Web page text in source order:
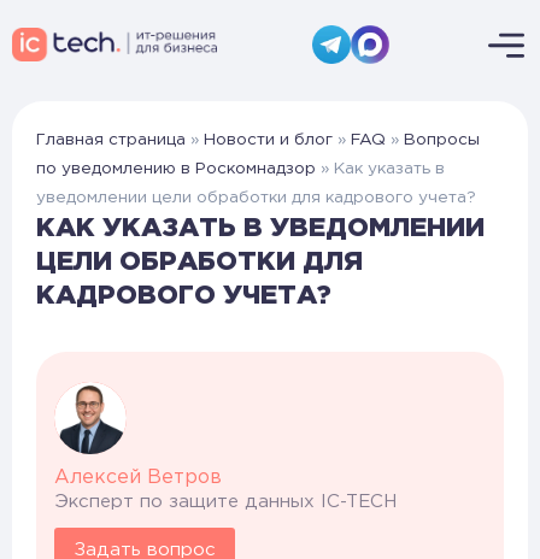
Главная страница » Новости и блог » FAQ » Вопросы
по уведомлению в Роскомнадзор » Как указать в
уведомлении цели обработки для кадрового учета?
КАК УКАЗАТЬ В УВЕДОМЛЕНИИ
ЦЕЛИ ОБРАБОТКИ ДЛЯ
КАДРОВОГО УЧЕТА?
Алексей Ветров
Эксперт по защите данных IC-TECH
Задать вопрос